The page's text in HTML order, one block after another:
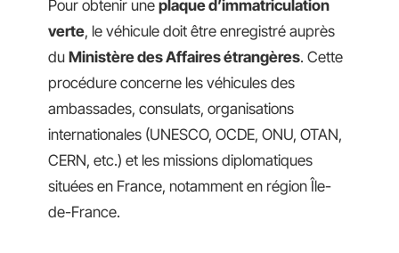
Pour obtenir une plaque d’immatriculation
verte, le véhicule doit être enregistré auprès
du Ministère des Affaires étrangères. Cette
procédure concerne les véhicules des
ambassades, consulats, organisations
internationales (UNESCO, OCDE, ONU, OTAN,
CERN, etc.) et les missions diplomatiques
situées en France, notamment en région Île-
de-France.